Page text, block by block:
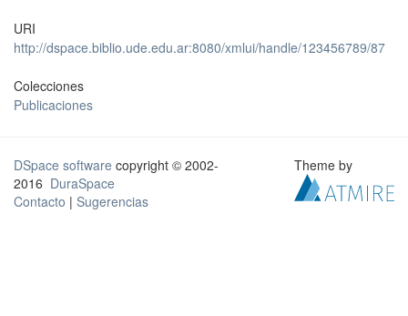
URI
http://dspace.biblio.ude.edu.ar:8080/xmlui/handle/123456789/87
Colecciones
Publicaciones
DSpace software copyright © 2002-
2016 DuraSpace
Contacto | Sugerencias
Theme by